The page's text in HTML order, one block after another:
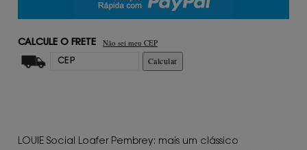
CALCULE O FRETE Não sei meu CEP
Calcular
LOUIE Social Loafer Pembrey: mais um clássico